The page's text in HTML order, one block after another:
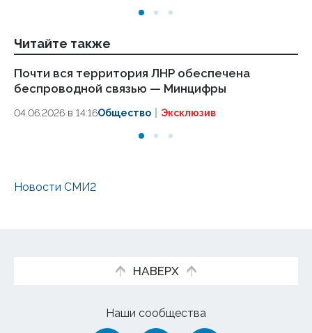
Читайте также
Почти вся территория ЛНР обеспечена
беспроводной связью — Минцифры
04.06.2026 в 14:16Общество Эксклюзив
Новости СМИ2
НАВЕРХ
Наши сообщества